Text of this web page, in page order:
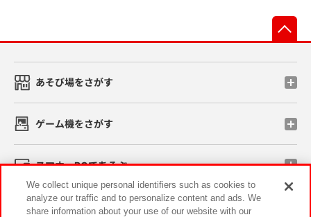
あそび場をさがす
ゲーム機をさがす
スマホ・PCであそぶ
イベント・キャンペーン
We collect unique personal identifiers such as cookies to
analyze our traffic and to personalize content and ads. We
share information about your use of our website with our